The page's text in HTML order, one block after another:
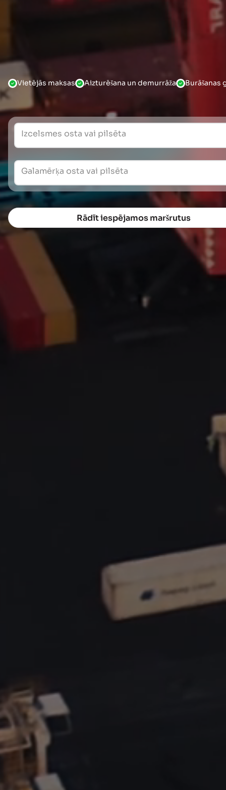
Vietējās maksas Aizturēšana un demurrāža Burāšanas
Izcelsmes osta vai pilsēta
Galamērķa osta vai pilsēta
Rādīt iespējamos maršrutus